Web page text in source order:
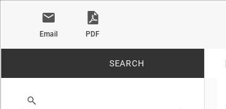
Email PDF
SEARCH